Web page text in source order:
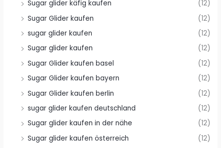
Sugar glider käfig kaufen
(12)
Sugar Glider kaufen
(12)
sugar glider kaufen
(12)
Sugar glider kaufen
(12)
Sugar Glider kaufen basel
(12)
Sugar Glider kaufen bayern
(12)
Sugar Glider kaufen berlin
(12)
sugar glider kaufen deutschland
(12)
Sugar glider kaufen in der nähe
(12)
Sugar glider kaufen österreich
(12)